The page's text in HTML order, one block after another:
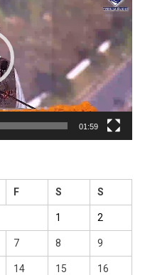
01:59
F S S
1 2
7 8 9
14 15 16